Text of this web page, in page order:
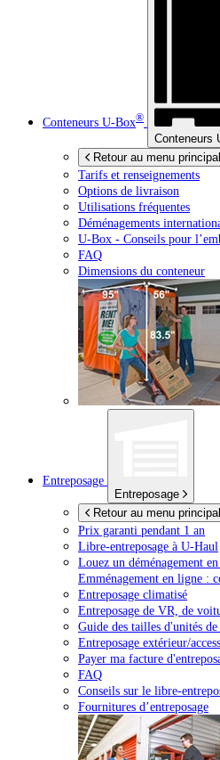
Conteneurs U-Box®
Conteneurs
Retour au menu principal
Tarifs et renseignements
Options de livraison
Utilisations fréquentes
Déménagements
U-Box - Conseils pour
FAQ
Dimensions du conteneur
Entreposage
Entreposage
Retour au menu principal
Prix garanti pendant 1 an
Libre-entreposage à U-Haul
Louez un déménagement
Emménagement en ligne :
Entreposage climatisé
Entreposage de VR, de
Guide des tailles d'unités
Entreposage extérieur/
Payer ma facture
FAQ
Conseils sur le libre-
Fournitures d’entreposage